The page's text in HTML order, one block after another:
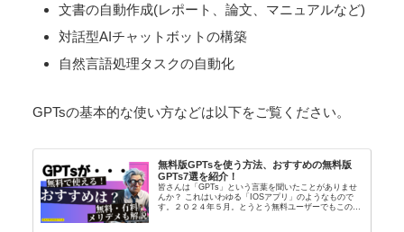
文書の自動作成(レポート、論文、マニュアルなど)
対話型AIチャットボットの構築
自然言語処理タスクの自動化
GPTsの基本的な使い方などは以下をご覧ください。
無料版GPTsを使う方法、おすすめの無料版
GPTs7選を紹介！
皆さんは「GPTs」という言葉を聞いたことがありませ
んか？ これはいわゆる「IOSアプリ」のようなもので
す。２０２４年５月。とうとう無料ユーザーでもこの